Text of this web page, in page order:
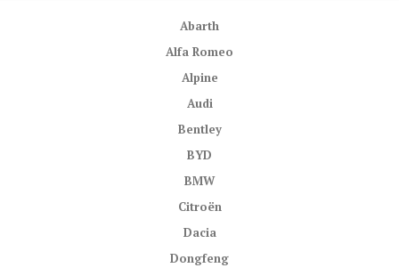
Abarth
Alfa Romeo
Alpine
Audi
Bentley
BYD
BMW
Citroën
Dacia
Dongfeng